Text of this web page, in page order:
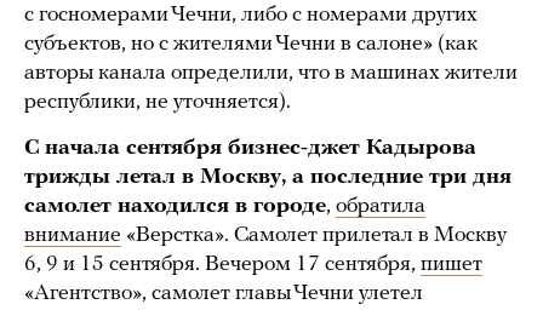
с госномерами Чечни, либо с номерами других
субъектов, но с жителями Чечни в салоне» (как
авторы канала определили, что в машинах жители
республики, не уточняется).
С начала сентября бизнес-джет Кадырова
трижды летал в Москву, а последние три дня
самолет находился в городе, обратила
внимание «Верстка». Самолет прилетал в Москву
6, 9 и 15 сентября. Вечером 17 сентября, пишет
«Агентство», самолет главы Чечни улетел